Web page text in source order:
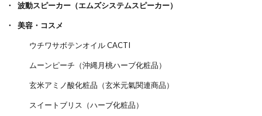
波動スピーカー（エムズシステムスピーカー）
美容・コスメ
ウチワサボテンオイル CACTI
ムーンピーチ（沖縄月桃ハーブ化粧品）
玄米アミノ酸化粧品（玄米元氣関連商品）
スイートブリス（ハーブ化粧品）